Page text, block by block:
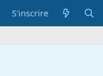
S'inscrire